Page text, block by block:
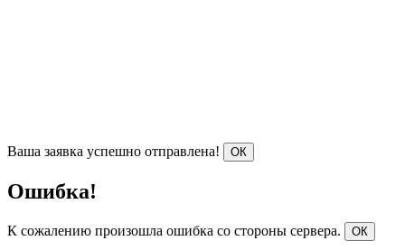
Ваша заявка успешно отправлена! ОК
Ошибка!
К сожалению произошла ошибка со стороны сервера. ОК